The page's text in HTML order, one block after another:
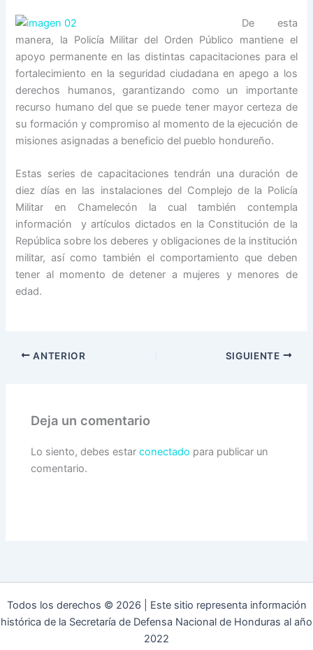
De esta
manera, la Policía Militar del Orden Público mantiene el
apoyo permanente en las distintas capacitaciones para el
fortalecimiento en la seguridad ciudadana en apego a los
derechos humanos, garantizando como un importante
recurso humano del que se puede tener mayor certeza de
su formación y compromiso al momento de la ejecución de
misiones asignadas a beneficio del pueblo hondureño.
Estas series de capacitaciones tendrán una duración de
diez días en las instalaciones del Complejo de la Policía
Militar en Chamelecón la cual también contempla
información y artículos dictados en la Constitución de la
República sobre los deberes y obligaciones de la institución
militar, así como también el comportamiento que deben
tener al momento de detener a mujeres y menores de
edad.
ANTERIOR SIGUIENTE
Deja un comentario
Lo siento, debes estarconectado para publicar un
comentario.
Todos los derechos © 2026 | Este sitio representa información
histórica de la Secretaría de Defensa Nacional de Honduras al año
2022